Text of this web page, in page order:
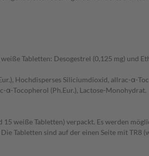
Tabletten: Desogestrel (0,125 mg) und
Hochdisperses Siliciumdioxid, allrac-α-
α-Tocopherol (Ph.Eur.), Lactose-Monohydrat.
weiße Tabletten) verpackt. Es werden
Tabletten sind auf der einen Seite mit TR8